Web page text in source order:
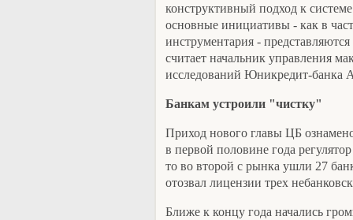
конструктивный подход к
основные инициативы - как в
инструментария -
считает начальник управления
исследований Юникредит-банка
Банкам устроили "чистку"
Приход нового главы ЦБ
в первой половине года
то во второй с рынка ушли 27
отозвал лицензии трех
Ближе к концу года начались